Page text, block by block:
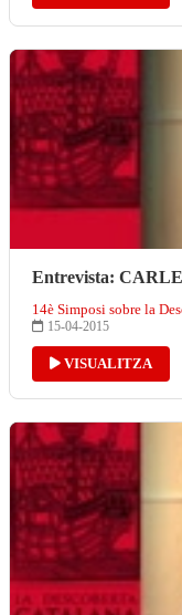
Entrevista:
14è Simposi sobre la
15-04-2015
VISUALITZA